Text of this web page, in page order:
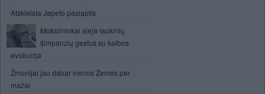
Atskleista Japeto paslaptis
Mokslininkai sieja laukinių
šimpanzių gestus su kalbos
evoliucija
Žmonijai jau dabar vienos Žemės per
mažai